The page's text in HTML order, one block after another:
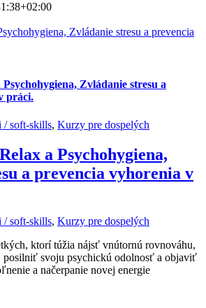
Zvládanie stresu a prevencia
Zvládanie stresu a
práci.
/ soft-skills, Kurzy pre dospelých
a Psychohygiena,
a prevencia vyhorenia v
/ soft-skills, Kurzy pre dospelých
ktorí túžia nájsť vnútornú rovnováhu,
posilniť svoju psychickú odolnosť a objaviť
a načerpanie novej energie